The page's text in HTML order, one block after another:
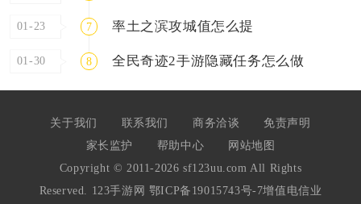
01-23 7 率土之滨攻城值怎么提
01-30 8 全民奇迹2手游隐藏任务怎么做
关于我们 联系我们 商务洽谈
免责声明
家长监护
帮助中心
网站地图
Copyright © 2011-2026 sf123uu.com All Rights
Reserved. 123手游网 鄂ICP备19015743号-7增值电信业